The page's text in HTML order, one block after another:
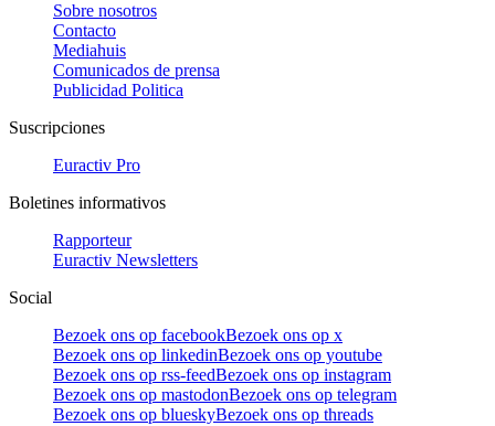
Sobre nosotros
Contacto
Mediahuis
Comunicados de prensa
Publicidad Politica
Suscripciones
Euractiv Pro
Boletines informativos
Rapporteur
Euractiv Newsletters
Social
Bezoek ons op facebookBezoek ons op x
Bezoek ons op linkedinBezoek ons op youtube
Bezoek ons op rss-feedBezoek ons op instagram
Bezoek ons op mastodonBezoek ons op telegram
Bezoek ons op blueskyBezoek ons op threads